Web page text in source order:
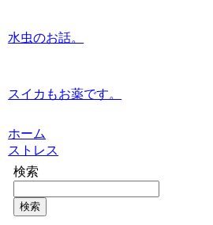
水虫のお話。
スイカもお薬です。
ホーム
ストレス
検索
検索